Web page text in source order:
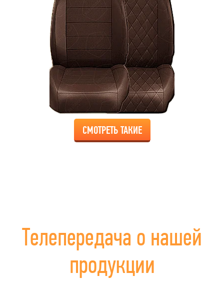
СМОТРЕТЬ ТАКИЕ
Телепередача о нашей
продукции